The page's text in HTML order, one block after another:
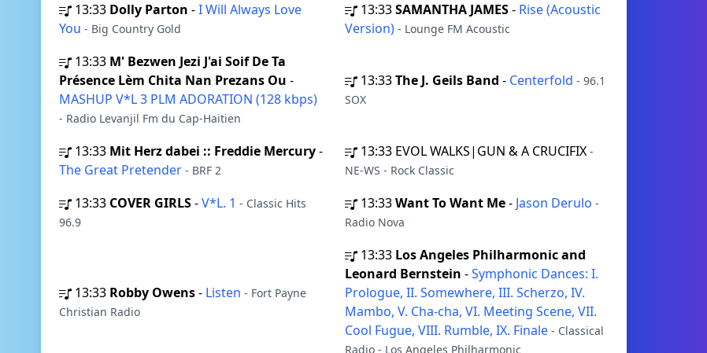
13:33 Dolly Parton -I Will Always Love
You - Big Country Gold
13:33SAMANTHA JAMES- Rise (Acoustic
Version) - Lounge FM Acoustic
13:33 M' Bezwen Jezi J'ai Soif De Ta
Présence Lèm Chita Nan Prezans Ou -
MASHUP V*L 3 PLM ADORATION (128 kbps)
- Radio Levanjil Fm du Cap-Haitien
13:33The J. Geils Band - Centerfold - 96.1
SOX
13:33 Mit Herz dabei :: Freddie Mercury-
The Great Pretender - BRF 2
13:33 EVOL WALKS|GUN & A CRUCIFIX -
NE-WS - Rock Classic
13:33 COVER GIRLS-V*L. 1 - Classic Hits
96.9
13:33Want To Want Me- Jason Derulo -
Radio Nova
13:33 Robby Owens- Listen - Fort Payne
Christian Radio
13:33 Los Angeles Philharmonic and
Leonard Bernstein -Symphonic Dances: I.
Prologue, II. Somewhere, III. Scherzo, IV.
Mambo, V. Cha-cha, VI. Meeting Scene, VII.
Cool Fugue, VIII. Rumble, IX. Finale - Classical
Radio - Los Angeles Philharmonic